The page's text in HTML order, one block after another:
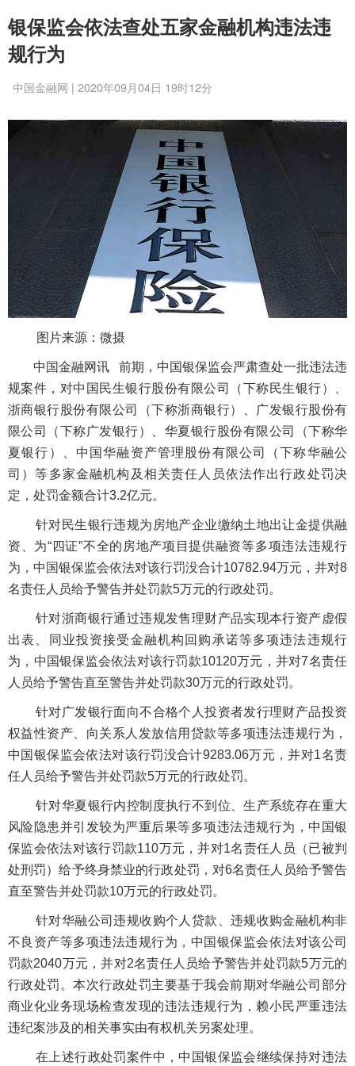
银保监会依法查处五家金融机构违法违
规行为
中国金融网 | 2020年09月04日 19时12分
图片来源：微摄
中国金融网讯 前期，中国银保监会严肃查处一批违法违
规案件，对中国民生银行股份有限公司（下称民生银行）、
浙商银行股份有限公司（下称浙商银行）、广发银行股份有
限公司（下称广发银行）、华夏银行股份有限公司（下称华
夏银行）、中国华融资产管理股份有限公司（下称华融公
司）等多家金融机构及相关责任人员依法作出行政处罚决
定，处罚金额合计3.2亿元。
针对民生银行违规为房地产企业缴纳土地出让金提供融
资、为“四证”不全的房地产项目提供融资等多项违法违规行
为，中国银保监会依法对该行罚没合计10782.94万元，并对8
名责任人员给予警告并处罚款5万元的行政处罚。
针对浙商银行通过违规发售理财产品实现本行资产虚假
出表、同业投资接受金融机构回购承诺等多项违法违规行
为，中国银保监会依法对该行罚款10120万元，并对7名责任
人员给予警告直至警告并处罚款30万元的行政处罚。
针对广发银行面向不合格个人投资者发行理财产品投资
权益性资产、向关系人发放信用贷款等多项违法违规行为，
中国银保监会依法对该行罚没合计9283.06万元，并对1名责
任人员给予警告并处罚款5万元的行政处罚。
针对华夏银行内控制度执行不到位、生产系统存在重大
风险隐患并引发较为严重后果等多项违法违规行为，中国银
保监会依法对该行罚款110万元，并对1名责任人员（已被判
处刑罚）给予终身禁业的行政处罚，对6名责任人员给予警告
直至警告并处罚款10万元的行政处罚。
针对华融公司违规收购个人贷款、违规收购金融机构非
不良资产等多项违法违规行为，中国银保监会依法对该公司
罚款2040万元，并对2名责任人员给予警告并处罚款5万元的
行政处罚。本次行政处罚主要基于我会前期对华融公司部分
商业化业务现场检查发现的违法违规行为，赖小民严重违法
违纪案涉及的相关事实由有权机关另案处理。
在上述行政处罚案件中，中国银保监会继续保持对违法